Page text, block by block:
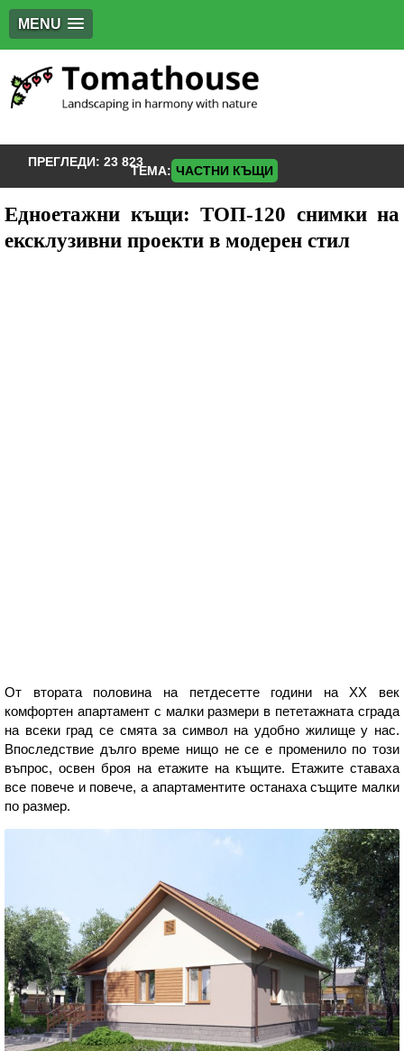
MENU
ПРЕГЛЕДИ: 23 823
ТЕМА: ЧАСТНИ КЪЩИ
Едноетажни къщи: ТОП-120 снимки на
ексклузивни проекти в модерен стил
От втората половина на петдесетте години на ХХ век
комфортен апартамент с малки размери в пететажната сграда
на всеки град се смята за символ на удобно жилище у нас.
Впоследствие дълго време нищо не се е променило по този
въпрос, освен броя на етажите на къщите. Етажите ставаха
все повече и повече, а апартаментите останаха същите малки
по размер.